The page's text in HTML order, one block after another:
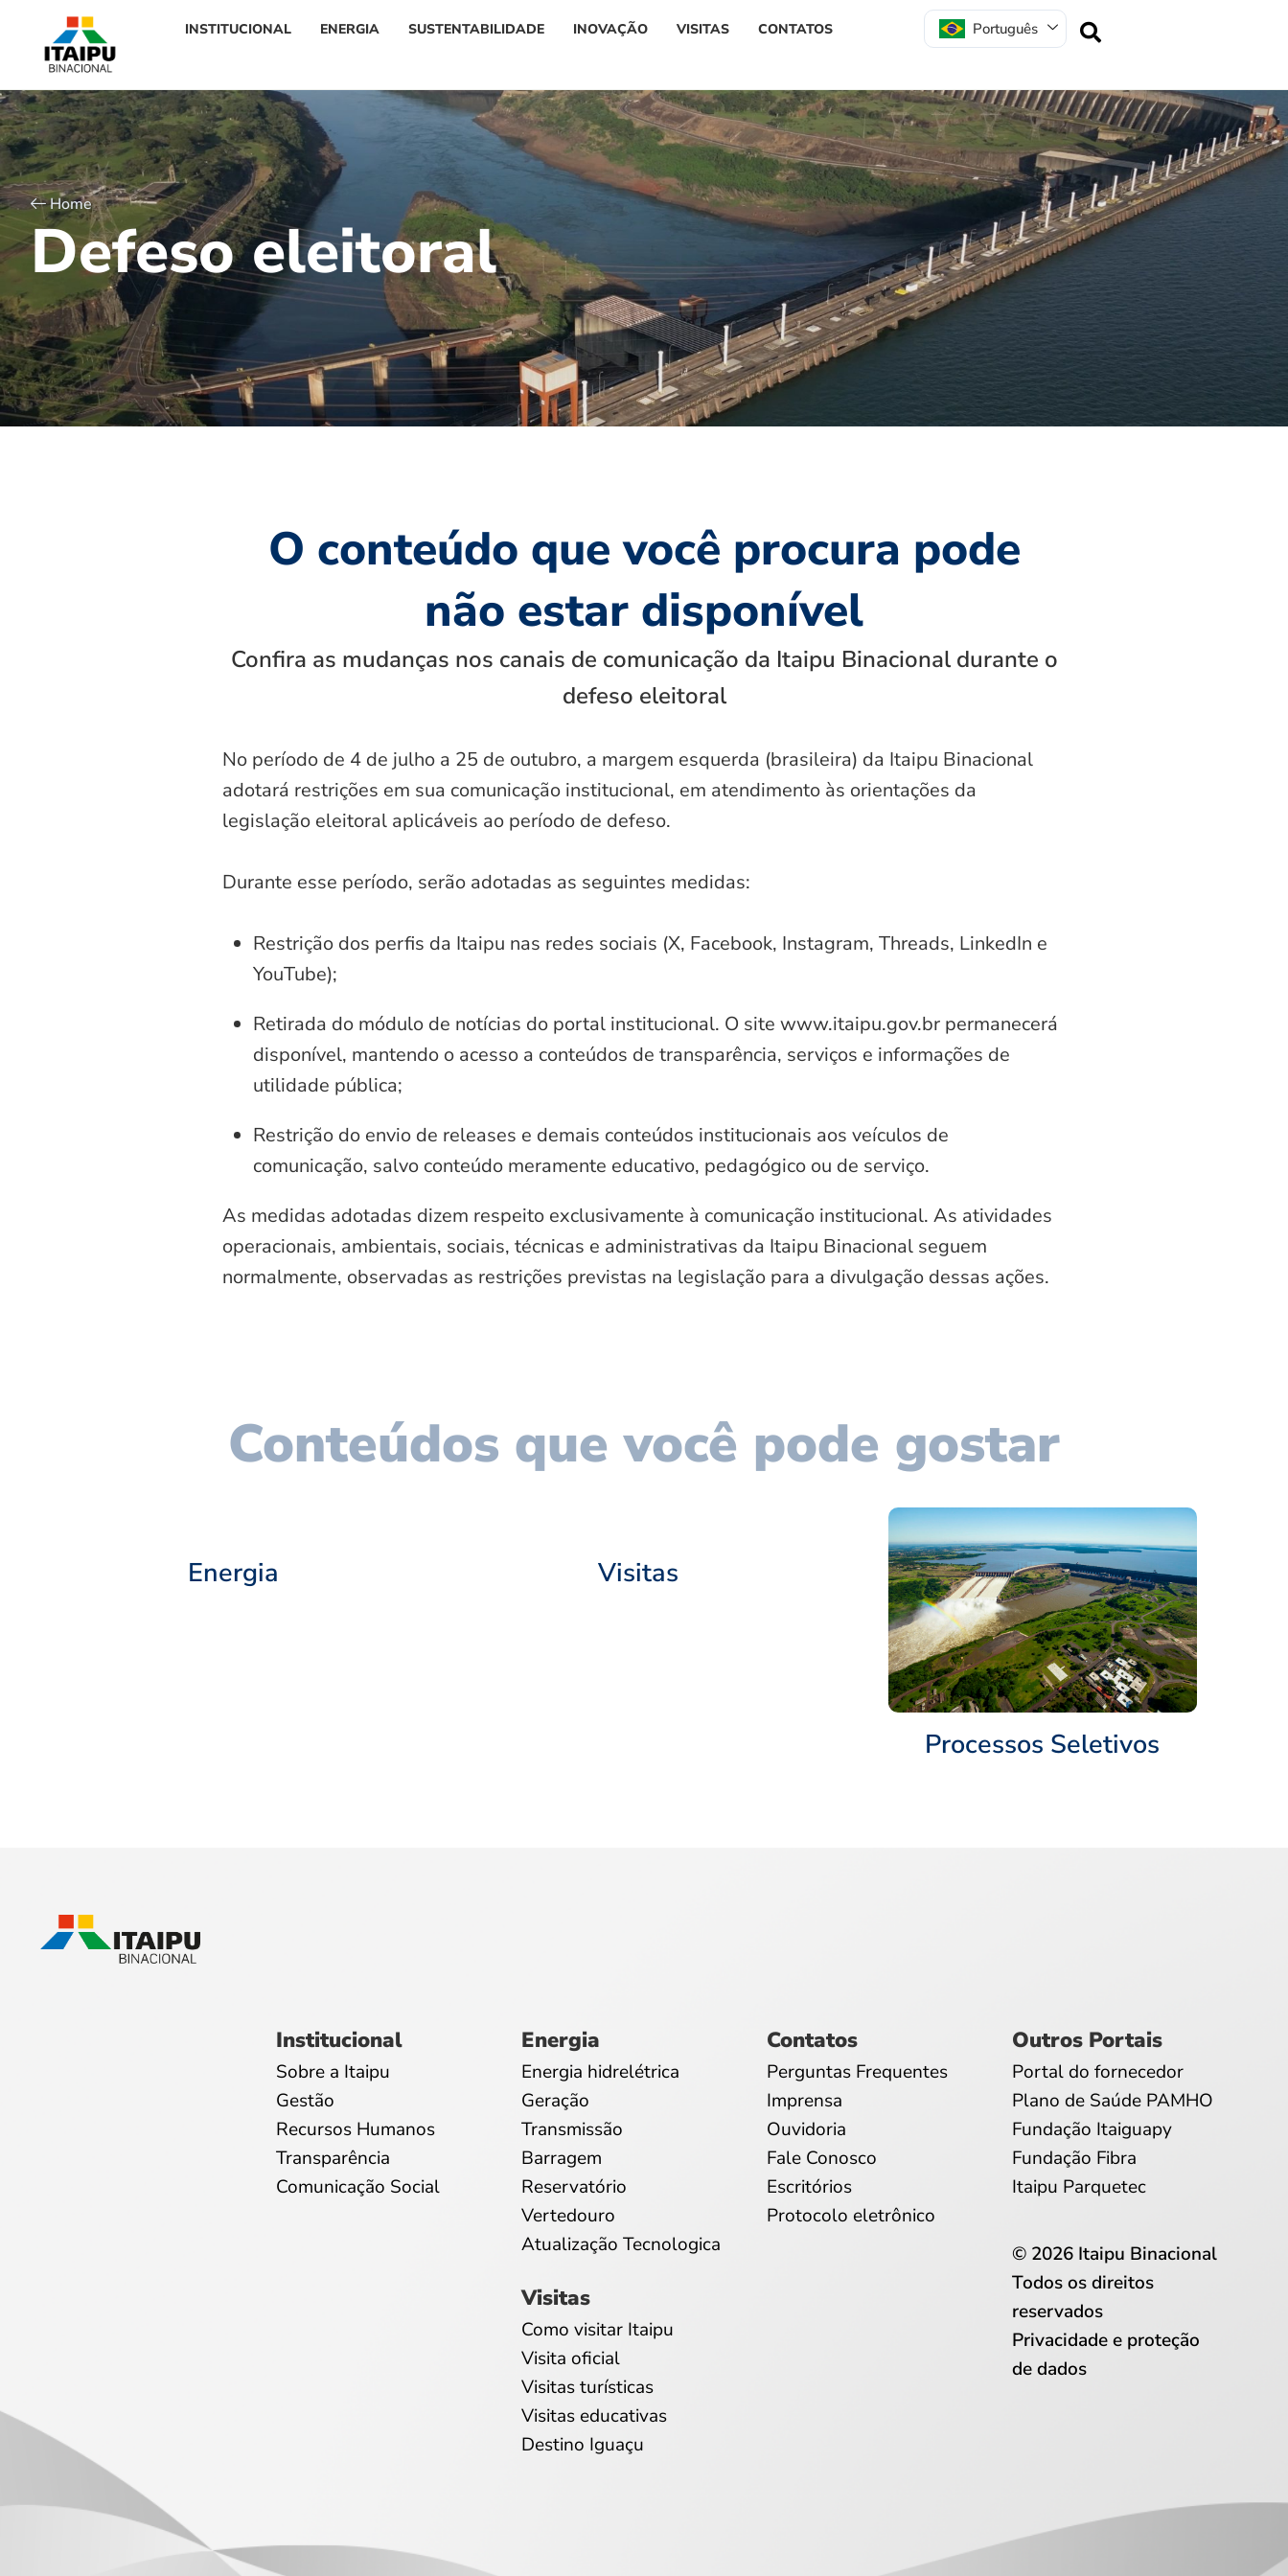
INSTITUCIONAL ENERGIA SUSTENTABILIDADE INOVAÇÃO VISITAS CONTATOS Português
Home
Defeso eleitoral
O conteúdo que você procura pode
não estar disponível
Confira as mudanças nos canais de comunicação da Itaipu Binacional durante o
defeso eleitoral
No período de 4 de julho a 25 de outubro, a margem esquerda (brasileira) da Itaipu Binacional
adotará restrições em sua comunicação institucional, em atendimento às orientações da
legislação eleitoral aplicáveis ao período de defeso.
Durante esse período, serão adotadas as seguintes medidas:
Restrição dos perfis da Itaipu nas redes sociais (X, Facebook, Instagram, Threads, LinkedIn e
YouTube);
Retirada do módulo de notícias do portal institucional. O site www.itaipu.gov.br permanecerá
disponível, mantendo o acesso a conteúdos de transparência, serviços e informações de
utilidade pública;
Restrição do envio de releases e demais conteúdos institucionais aos veículos de
comunicação, salvo conteúdo meramente educativo, pedagógico ou de serviço.
As medidas adotadas dizem respeito exclusivamente à comunicação institucional. As atividades
operacionais, ambientais, sociais, técnicas e administrativas da Itaipu Binacional seguem
normalmente, observadas as restrições previstas na legislação para a divulgação dessas ações.
Conteúdos que você pode gostar
Energia Visitas
Processos Seletivos
Institucional
Sobre a Itaipu
Gestão
Recursos Humanos
Transparência
Comunicação Social
Energia
Energia hidrelétrica
Geração
Transmissão
Barragem
Reservatório
Vertedouro
Atualização Tecnologica
Visitas
Como visitar Itaipu
Visita oficial
Visitas turísticas
Visitas educativas
Destino Iguaçu
Contatos
Perguntas Frequentes
Imprensa
Ouvidoria
Fale Conosco
Escritórios
Protocolo eletrônico
Outros Portais
Portal do fornecedor
Plano de Saúde PAMHO
Fundação Itaiguapy
Fundação Fibra
Itaipu Parquetec
© 2026 Itaipu Binacional
Todos os direitos
reservados
Privacidade e proteção
de dados